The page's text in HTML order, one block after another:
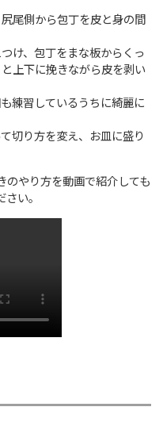
尾側から包丁を皮と身の間
け、包丁をまな板からくっ
上下に挽きながら皮を剥い
練習しているうちに綺麗に
切り方を変え、お皿に盛り
のやり方を動画で紹介しても
い。